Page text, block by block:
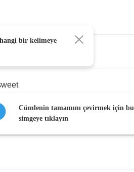
bir kelimeye
Cümlenin tamamını çevirmek için bu
simgeye tıklayın